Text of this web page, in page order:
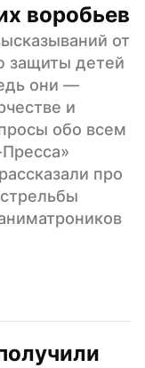
воробьев
от
защиты детей
они —
и
обо всем
про